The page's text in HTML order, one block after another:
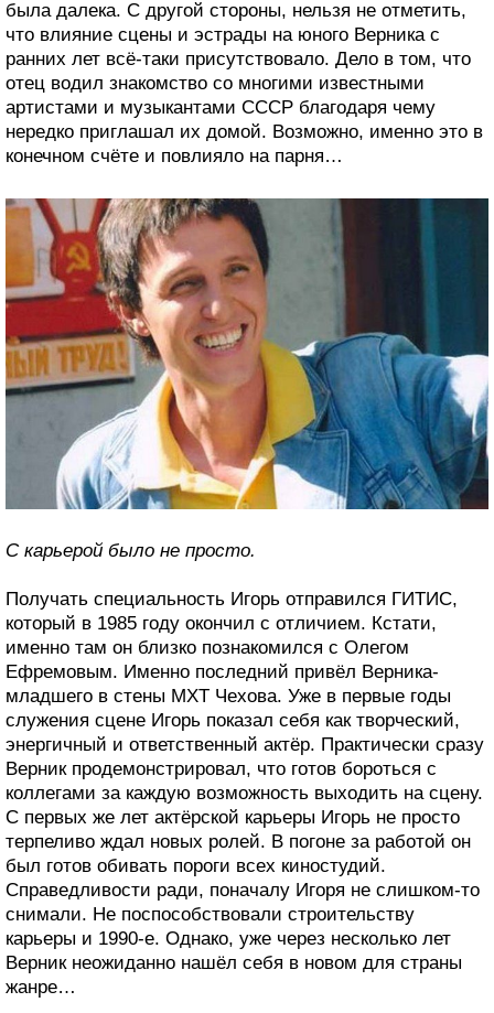
была далека. С другой стороны, нельзя не отметить,
что влияние сцены и эстрады на юного Верника с
ранних лет всё-таки присутствовало. Дело в том, что
отец водил знакомство со многими известными
артистами и музыкантами СССР благодаря чему
нередко приглашал их домой. Возможно, именно это в
конечном счёте и повлияло на парня…
С карьерой было не просто.
Получать специальность Игорь отправился ГИТИС,
который в 1985 году окончил с отличием. Кстати,
именно там он близко познакомился с Олегом
Ефремовым. Именно последний привёл Верника-
младшего в стены МХТ Чехова. Уже в первые годы
служения сцене Игорь показал себя как творческий,
энергичный и ответственный актёр. Практически сразу
Верник продемонстрировал, что готов бороться с
коллегами за каждую возможность выходить на сцену.
С первых же лет актёрской карьеры Игорь не просто
терпеливо ждал новых ролей. В погоне за работой он
был готов обивать пороги всех киностудий.
Справедливости ради, поначалу Игоря не слишком-то
снимали. Не поспособствовали строительству
карьеры и 1990-е. Однако, уже через несколько лет
Верник неожиданно нашёл себя в новом для страны
жанре…